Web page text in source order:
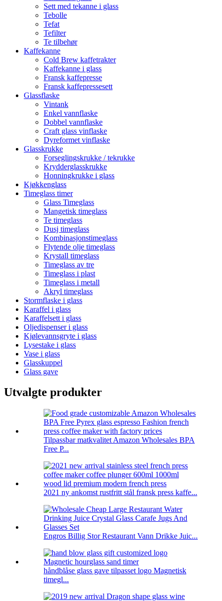
Sett med tekanne i glass
Tebolle
Tefat
Tefilter
Te tilbehør
Kaffekanne
Cold Brew kaffetrakter
Kaffekanne i glass
Fransk kaffepresse
Fransk kaffepressesett
Glassflaske
Vintank
Enkel vannflaske
Dobbel vannflaske
Craft glass vinflaske
Dyreformet vinflaske
Glasskrukke
Forseglingskrukke / tekrukke
Krydderglasskrukke
Honningkrukke i glass
Kjøkkenglass
Timeglass timer
Glass Timeglass
Mangetisk timeglass
Te timeglass
Dusj timeglass
Kombinasjonstimeglass
Flytende olje timeglass
Krystall timeglass
Timeglass av tre
Timeglass i plast
Timeglass i metall
Akryl timeglass
Stormflaske i glass
Karaffel i glass
Karaffelsett i glass
Oljedispenser i glass
Kjølevannsgryte i glass
Lysestake i glass
Vase i glass
Glasskuppel
Glass gave
Utvalgte produkter
Tilpassbar matkvalitet Amazon Wholesales BPA
Free P...
2021 ny ankomst rustfritt stål fransk press kaffe...
Engros Billig Stor Restaurant Vann Drikke Juic...
håndblåse glass gave tilpasset logo Magnetisk
timegl...